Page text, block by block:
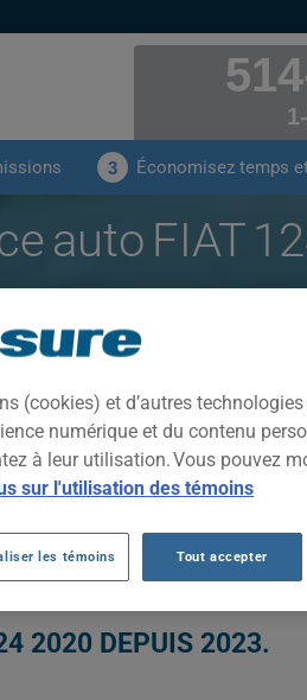
3 Économisez temps
auto FIAT
clients pour leur
2020
ÉCONOMISER SUR VOTRE
2020 DEPUIS 2023.
(cookies) et d’autres
numérique et du contenu
à leur utilisation. Vous pouvez
sur l'utilisation des témoins
les témoins Tout accepter